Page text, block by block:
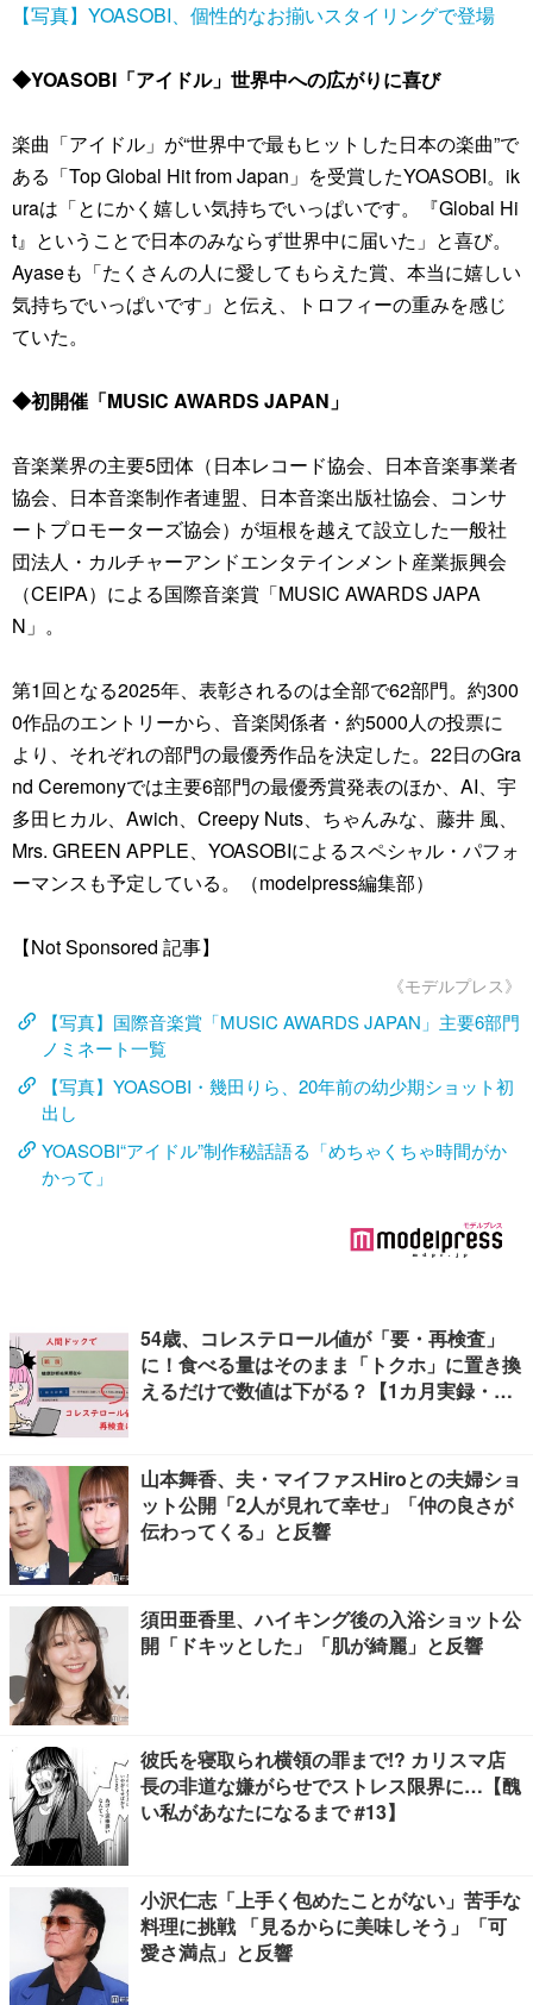
【写真】YOASOBI、個性的なお揃いスタイリングで登場
◆YOASOBI「アイドル」世界中への広がりに喜び
楽曲「アイドル」が“世界中で最もヒットした日本の楽曲”で
ある「Top Global Hit from Japan」を受賞したYOASOBI。ik
uraは「とにかく嬉しい気持ちでいっぱいです。『Global Hi
t』ということで日本のみならず世界中に届いた」と喜び。
Ayaseも「たくさんの人に愛してもらえた賞、本当に嬉しい
気持ちでいっぱいです」と伝え、トロフィーの重みを感じ
ていた。
◆初開催「MUSIC AWARDS JAPAN」
音楽業界の主要5団体（日本レコード協会、日本音楽事業者
協会、日本音楽制作者連盟、日本音楽出版社協会、コンサ
ートプロモーターズ協会）が垣根を越えて設立した一般社
団法人・カルチャーアンドエンタテインメント産業振興会
（CEIPA）による国際音楽賞「MUSIC AWARDS JAPA
N」。
第1回となる2025年、表彰されるのは全部で62部門。約300
0作品のエントリーから、音楽関係者・約5000人の投票に
より、それぞれの部門の最優秀作品を決定した。22日のGra
nd Ceremonyでは主要6部門の最優秀賞発表のほか、AI、宇
多田ヒカル、Awich、Creepy Nuts、ちゃんみな、藤井 風、
Mrs. GREEN APPLE、YOASOBIによるスペシャル・パフォ
ーマンスも予定している。（modelpress編集部）
【Not Sponsored 記事】
《モデルプレス》
【写真】国際音楽賞「MUSIC AWARDS JAPAN」主要6部門
ノミネート一覧
【写真】YOASOBI・幾田りら、20年前の幼少期ショット初
出し
YOASOBI“アイドル”制作秘話語る「めちゃくちゃ時間がか
かって」
54歳、コレステロール値が「要・再検査」
に！食べる量はそのまま「トクホ」に置き換
えるだけで数値は下がる？【1カ月実録・ビ
山本舞香、夫・マイファスHiroとの夫婦ショ
ット公開「2人が見れて幸せ」「仲の良さが
伝わってくる」と反響
須田亜香里、ハイキング後の入浴ショット公
開「ドキッとした」「肌が綺麗」と反響
彼氏を寝取られ横領の罪まで!? カリスマ店
長の非道な嫌がらせでストレス限界に…【醜
い私があなたになるまで #13】
小沢仁志「上手く包めたことがない」苦手な
料理に挑戦 「見るからに美味しそう」「可
愛さ満点」と反響